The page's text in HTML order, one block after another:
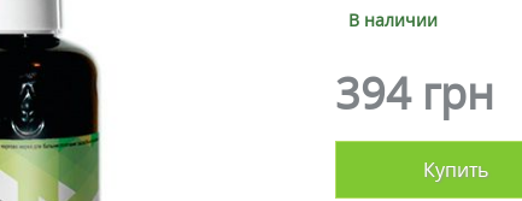
В наличии
394 грн
Купить